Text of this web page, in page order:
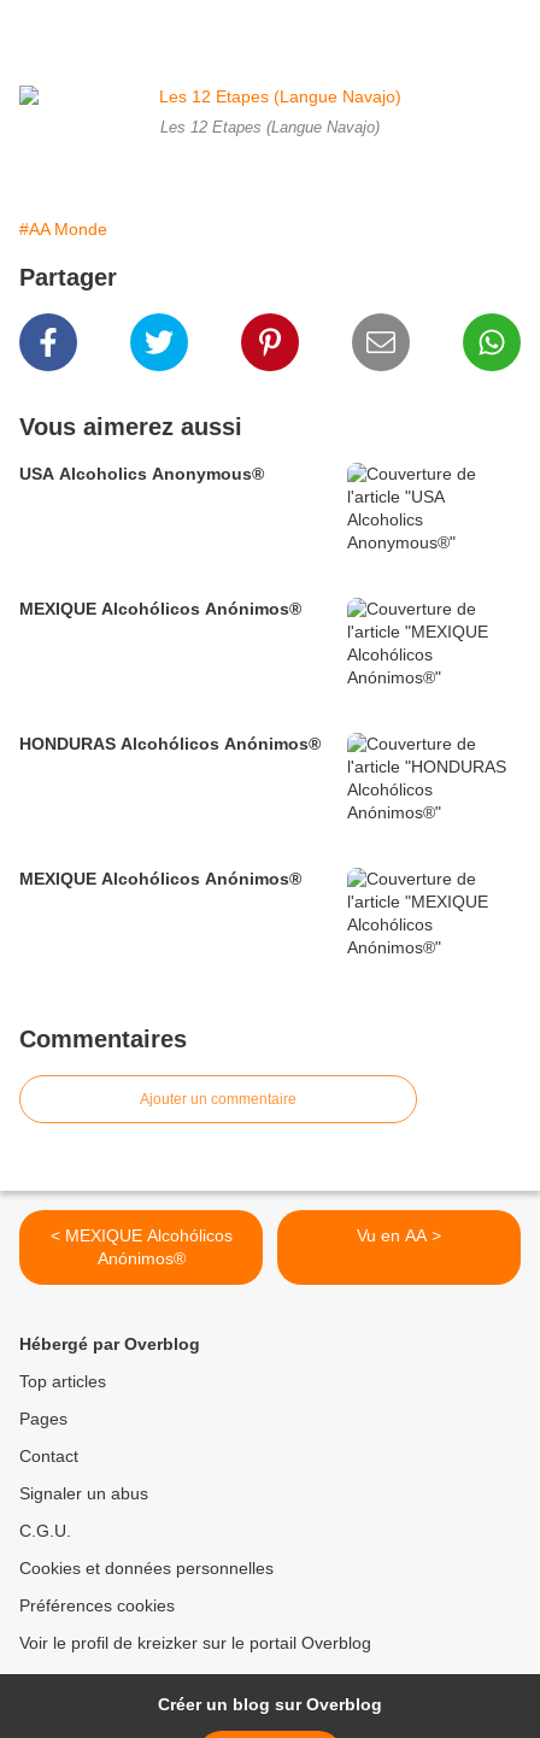
Les 12 Etapes (Langue Navajo)
#AA Monde
Partager
Vous aimerez aussi
USA Alcoholics Anonymous®
MEXIQUE Alcohólicos Anónimos®
HONDURAS Alcohólicos Anónimos®
MEXIQUE Alcohólicos Anónimos®
Commentaires
Ajouter un commentaire
< MEXIQUE Alcohólicos
Anónimos®
Vu en AA >
Hébergé par Overblog
Top articles
Pages
Contact
Signaler un abus
C.G.U.
Cookies et données personnelles
Préférences cookies
Voir le profil de kreizker sur le portail Overblog
Créer un blog sur Overblog